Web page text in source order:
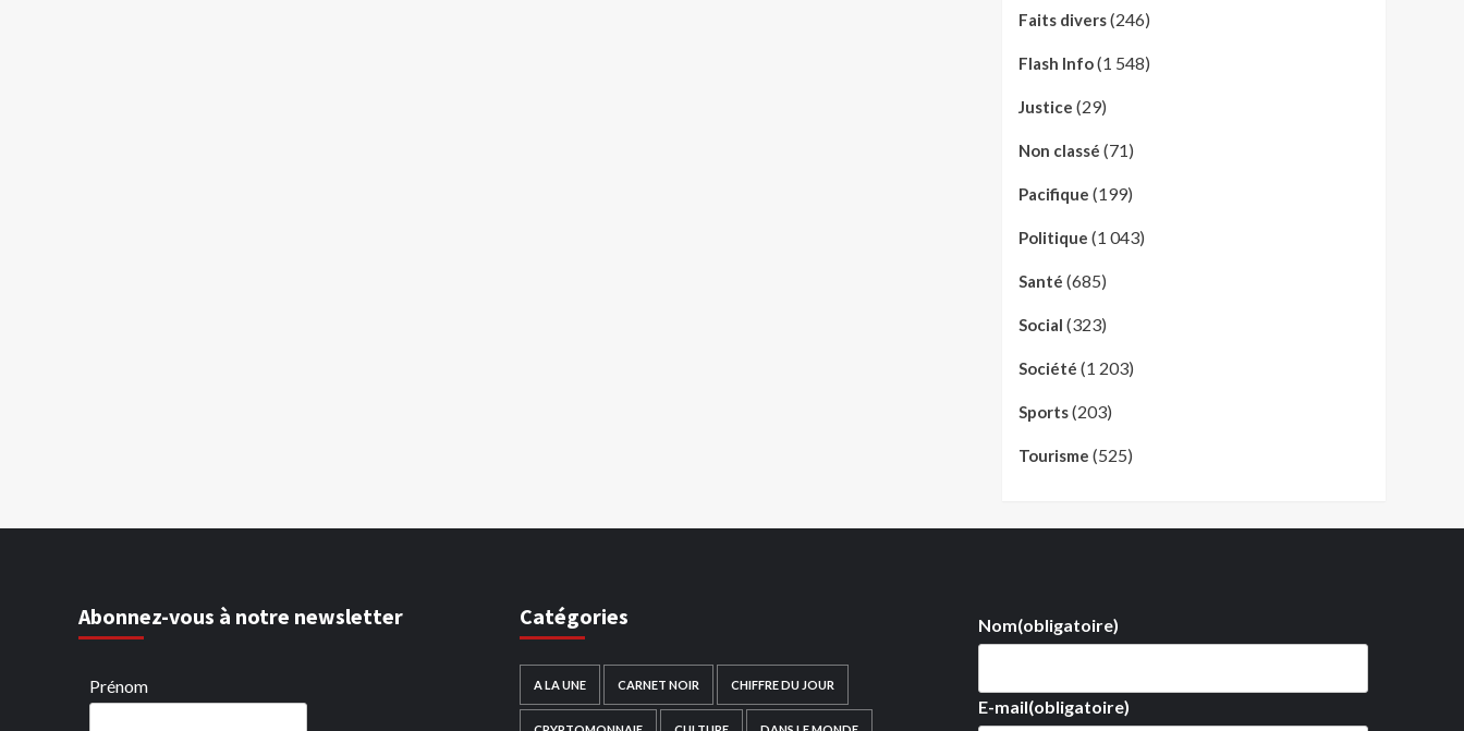
Faits divers(246)
Flash Info(1 548)
Justice (29)
Non classé (71)
Pacifique (199)
Politique (1 043)
Santé (685)
Social (323)
Société (1 203)
Sports(203)
Tourisme (525)
Abonnez-vous à notre newsletter
Prénom
Catégories
A LA UNE CARNET NOIR CHIFFRE DU JOUR
Nom(obligatoire)
E-mail(obligatoire)